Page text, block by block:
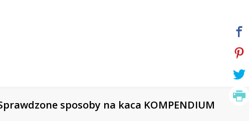
sposoby na kaca KOMPENDIUM